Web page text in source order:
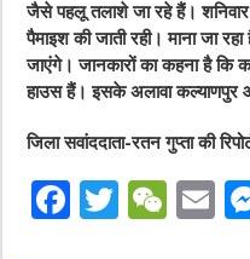
जैसे पहलू तलाशे जा रहे हैं।
पैमाइश की जाती रही। माना जा
जाएंगे। जानकारों का कहना है कि
हाउस हैं। इसके अलावा कल्याणपुर
जिला सवांददाता-रतन गुप्ता की
F
T
W E